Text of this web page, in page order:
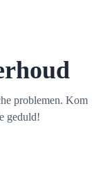
problemen. Kom
geduld!